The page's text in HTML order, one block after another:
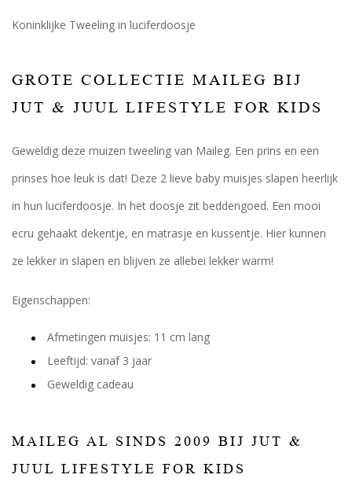
Koninklijke Tweeling in luciferdoosje
GROTE COLLECTIE MAILEG BIJ
JUT & JUUL LIFESTYLE FOR KIDS
Geweldig deze muizen tweeling van Maileg. Een prins en een
prinses hoe leuk is dat! Deze 2 lieve baby muisjes slapen heerlijk
in hun luciferdoosje. In het doosje zit beddengoed. Een mooi
ecru gehaakt dekentje, en matrasje en kussentje. Hier kunnen
ze lekker in slapen en blijven ze allebei lekker warm!
Eigenschappen:
Afmetingen muisjes: 11 cm lang
Leeftijd: vanaf 3 jaar
Geweldig cadeau
MAILEG AL SINDS 2009 BIJ JUT &
JUUL LIFESTYLE FOR KIDS